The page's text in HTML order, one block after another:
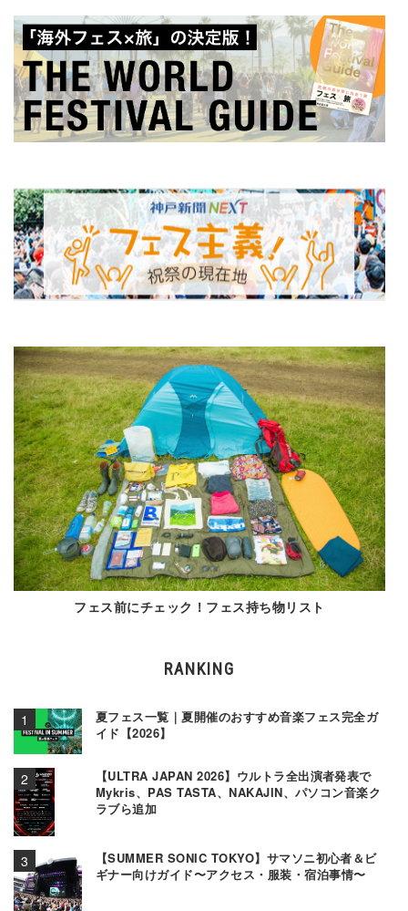
フェス前にチェック！フェス持ち物リスト
RANKING
夏フェス一覧｜夏開催のおすすめ音楽フェス完全ガ
イド【2026】
【ULTRA JAPAN 2026】ウルトラ全出演者発表で
Mykris、PAS TASTA、NAKAJIN、パソコン音楽ク
ラブら追加
【SUMMER SONIC TOKYO】サマソニ初心者＆ビ
ギナー向けガイド〜アクセス・服装・宿泊事情〜